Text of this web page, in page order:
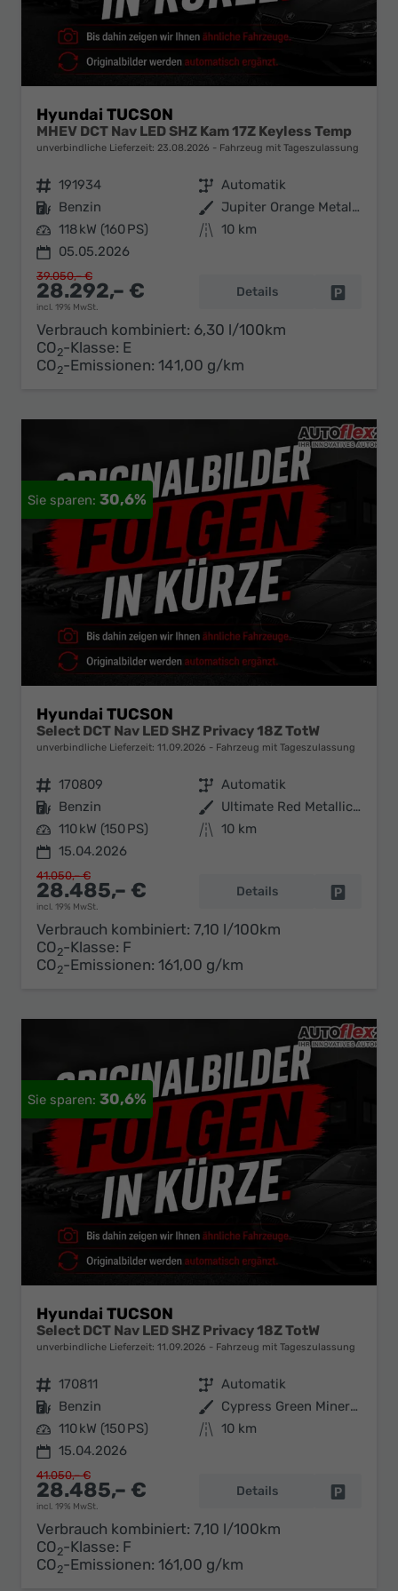
Hyundai TUCSON
MHEV DCT Nav LED SHZ Kam 17Z Keyless Temp
unverbindliche Lieferzeit: 23.08.2026 Fahrzeug mit Tageszulassung
Fahrzeugnr. 191934 Getriebe Automatik
Kraftstoff Benzin Außenfarbe
Jupiter Orange Metallic
Leistung 118 kW (160 PS) Kilometerstand 10 km
05.05.2026
28.292,– €
incl. 19% MwSt.
39.050,– €
Details
Verbrauch kombiniert: 6,30 l/100km
CO2-Klasse: E
CO2-Emissionen: 141,00 g/km
30,6%
Hyundai TUCSON
Select DCT Nav LED SHZ Privacy 18Z TotW
unverbindliche Lieferzeit: 11.09.2026 Fahrzeug mit Tageszulassung
Fahrzeugnr. 170809 Getriebe Automatik
Kraftstoff Benzin Außenfarbe
Ultimate Red Metallic / Dachfarb
Leistung 110 kW (150 PS) Kilometerstand 10 km
15.04.2026
28.485,– €
incl. 19% MwSt.
41.050,– €
Details
Verbrauch kombiniert: 7,10 l/100km
CO2-Klasse: F
CO2-Emissionen: 161,00 g/km
30,6%
Hyundai TUCSON
Select DCT Nav LED SHZ Privacy 18Z TotW
unverbindliche Lieferzeit: 11.09.2026 Fahrzeug mit Tageszulassung
Fahrzeugnr. 170811 Getriebe Automatik
Kraftstoff Benzin Außenfarbe
Cypress Green Mineraleffekt / Da
Leistung 110 kW (150 PS) Kilometerstand 10 km
15.04.2026
28.485,– €
incl. 19% MwSt.
41.050,– €
Details
Verbrauch kombiniert: 7,10 l/100km
CO2-Klasse: F
CO2-Emissionen: 161,00 g/km